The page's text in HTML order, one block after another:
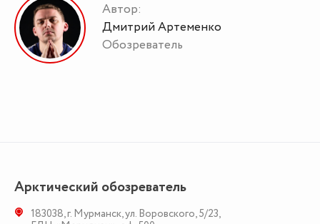
Автор:
Дмитрий Артеменко
Обозреватель
Арктический обозреватель
183038,г. Мурманск,ул. Воровского, 5/23,